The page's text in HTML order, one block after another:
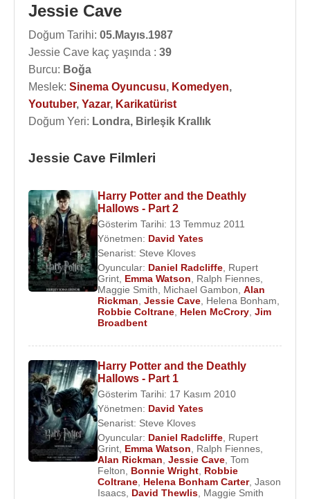
Jessie Cave
Doğum Tarihi: 05.Mayıs.1987
Jessie Cave kaç yaşında : 39
Burcu: Boğa
Meslek: Sinema Oyuncusu, Komedyen,
Youtuber, Yazar, Karikatürist
Doğum Yeri: Londra, Birleşik Krallık
Jessie Cave Filmleri
Harry Potter and the Deathly
Hallows - Part 2
Gösterim Tarihi: 13 Temmuz 2011
Yönetmen: David Yates
Senarist: Steve Kloves
Oyuncular: Daniel Radcliffe Rupert
Grint Emma Watson Ralph Fiennes
Maggie Smith
Michael Gambon Alan
Rickman Jessie Cave Helena Bonham
Robbie Coltrane Helen McCrory Jim
Broadbent
Harry Potter and the Deathly
Hallows - Part 1
Gösterim Tarihi: 17 Kasım 2010
Yönetmen: David Yates
Senarist: Steve Kloves
Oyuncular: Daniel Radcliffe Rupert
Grint Emma Watson Ralph Fiennes
Alan Rickman Jessie Cave Tom
Felton
Bonnie Wright Robbie
Coltrane Helena Bonham Carter, Jason
Isaacs David Thewlis Maggie Smith